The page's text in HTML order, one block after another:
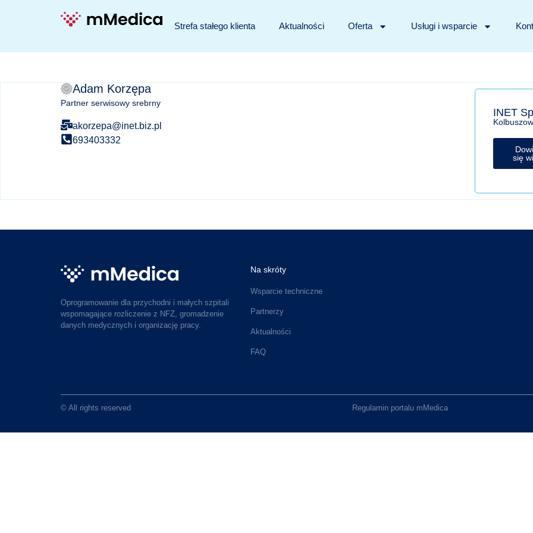
Strefa stałego klienta Aktualności Oferta Usługi i wsparcie
Adam Korzępa
Partner serwisowy srebrny
akorzepa@inet.biz.pl
693403332
INET
się
Oprogramowanie dla przychodni i małych szpitali
wspomagające rozliczenie z NFZ, gromadzenie
danych medycznych i organizację pracy.
Na skróty
Wsparcie techniczne
Partnerzy
Aktualności
FAQ
© All rights reserved Regulamin portalu mMedica